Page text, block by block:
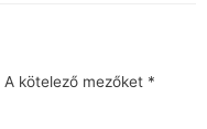
A kötelező mezőket *